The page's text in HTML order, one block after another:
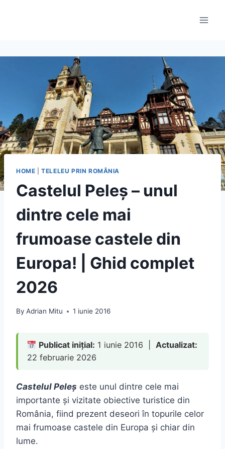
HOME |TELELEU PRIN ROMÂNIA
Castelul Peleș – unul
dintre cele mai
frumoase castele din
Europa! | Ghid complet
2026
By Adrian Mitu 1 iunie 2016
Publicat inițial: 1 iunie 2016 |Actualizat:
22 februarie 2026
Castelul Peleș este unul dintre cele mai
importante și vizitate obiective turistice din
România, fiind prezent deseori în topurile celor
mai frumoase castele din Europa și chiar din
lume.